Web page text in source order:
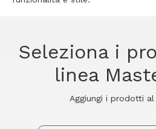
Seleziona i
linea
Aggiungi i prodotti